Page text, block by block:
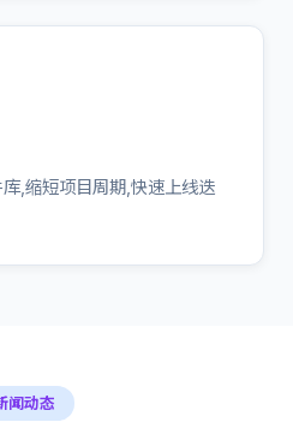
,缩短项目周期,快速上线迭
闻动态